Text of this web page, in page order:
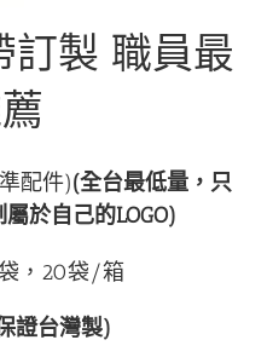
訂製 職員最
配件)(全台最低量，只
於自己的LOGO)
，20袋/箱
證台灣製)